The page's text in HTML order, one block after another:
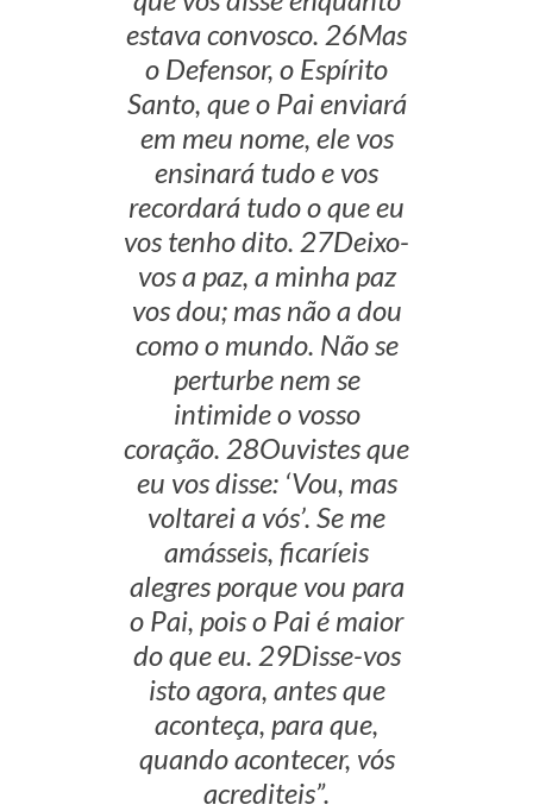
estava convosco. 26Mas
o Defensor, o Espírito
Santo, que o Pai enviará
em meu nome, ele vos
ensinará tudo e vos
recordará tudo o que eu
vos tenho dito. 27Deixo-
vos a paz, a minha paz
vos dou; mas não a dou
como o mundo. Não se
perturbe nem se
intimide o vosso
coração. 28Ouvistes que
eu vos disse: ‘Vou, mas
voltarei a vós’. Se me
amásseis, ficaríeis
alegres porque vou para
o Pai, pois o Pai é maior
do que eu. 29Disse-vos
isto agora, antes que
aconteça, para que,
quando acontecer, vós
acrediteis”.